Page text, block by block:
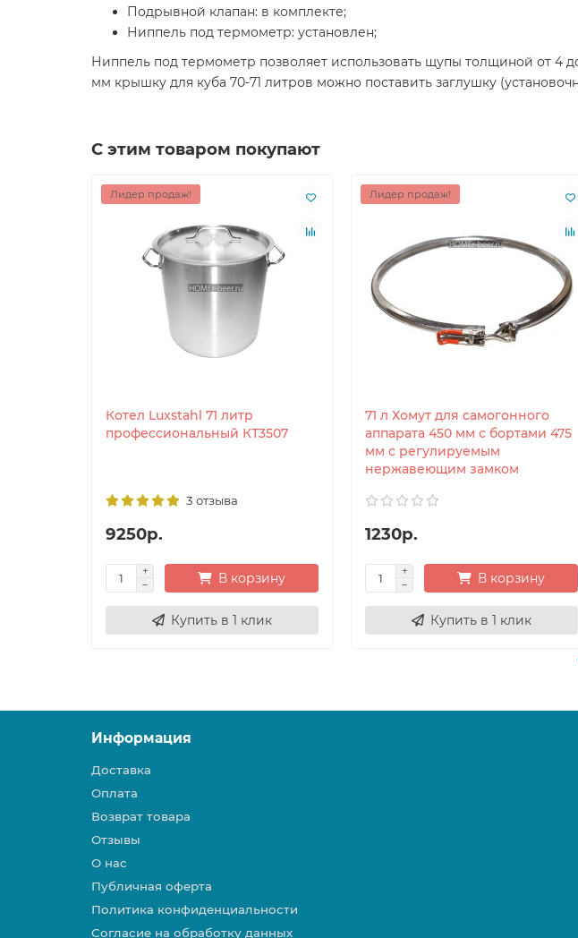
Подрывной клапан: в комплекте;
Ниппель под термометр: установлен;
Ниппель под термометр позволяет использовать щупы толщиной от 4
мм крышку для куба 70-71 литров можно поставить заглушку
С этим товаром покупают
Лидер продаж!
Котел Luxstahl 71 литр
профессиональный КТ3507
3 отзыва
9250р.
В корзину
Купить в 1 клик
Лидер продаж!
71 л Хомут для самогонного
аппарата 450 мм с бортами 475
мм с регулируемым
нержавеющим замком
1230р.
В корзину
Купить в 1 клик
Информация
Доставка
Оплата
Возврат товара
Отзывы
О нас
Публичная оферта
Политика конфиденциальности
Согласие на обработку данных